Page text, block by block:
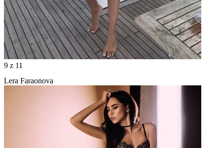
9 z 11
Lera Faraonova